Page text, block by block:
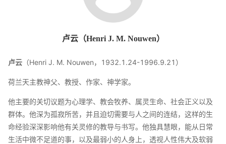
卢云（Henri J. M. Nouwen）
卢云 （Henri J. M. Nouwen，1932.1.24-1996.9.21）
荷兰天主教神父、教授、作家、神学家。
他主要的关切议题为心理学、教会牧养、属灵生命、社会正义以及
群体。他深为孤寂所苦，并且迫切需要与人之间的连结，这样的生
命经验深深影响他有关灵修的教导与书写。他独具慧眼，能从日常
生活中微不足道的事，以及最弱小的人身上，透视人性伟大及软弱